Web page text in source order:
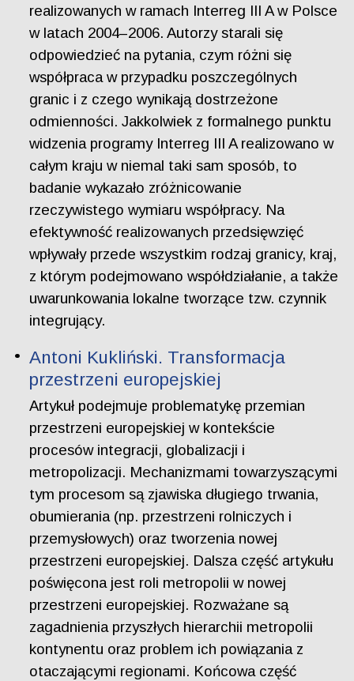
realizowanych w ramach Interreg III A w Polsce
w latach 2004–2006. Autorzy starali się
odpowiedzieć na pytania, czym różni się
współpraca w przypadku poszczególnych
granic i z czego wynikają dostrzeżone
odmienności. Jakkolwiek z formalnego punktu
widzenia programy Interreg III A realizowano w
całym kraju w niemal taki sam sposób, to
badanie wykazało zróżnicowanie
rzeczywistego wymiaru współpracy. Na
efektywność realizowanych przedsięwzięć
wpływały przede wszystkim rodzaj granicy, kraj,
z którym podejmowano współdziałanie, a także
uwarunkowania lokalne tworzące tzw. czynnik
integrujący.
Antoni Kukliński. Transformacja
przestrzeni europejskiej
Artykuł podejmuje problematykę przemian
przestrzeni europejskiej w kontekście
procesów integracji, globalizacji i
metropolizacji. Mechanizmami towarzyszącymi
tym procesom są zjawiska długiego trwania,
obumierania (np. przestrzeni rolniczych i
przemysłowych) oraz tworzenia nowej
przestrzeni europejskiej. Dalsza część artykułu
poświęcona jest roli metropolii w nowej
przestrzeni europejskiej. Rozważane są
zagadnienia przyszłych hierarchii metropolii
kontynentu oraz problem ich powiązania z
otaczającymi regionami. Końcowa część